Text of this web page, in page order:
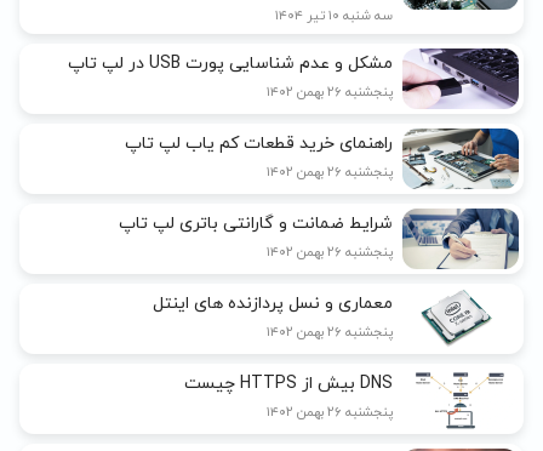
سه شنبه ۱۰ تیر ۱۴۰۴
مشکل و عدم شناسایی پورت USB در لپ تاپ
پنجشنبه ۲۶ بهمن ۱۴۰۲
راهنمای خرید قطعات کم یاب لپ تاپ
پنجشنبه ۲۶ بهمن ۱۴۰۲
شرایط ضمانت و گارانتی باتری لپ تاپ
پنجشنبه ۲۶ بهمن ۱۴۰۲
معماری و نسل پردازنده های اینتل
پنجشنبه ۲۶ بهمن ۱۴۰۲
DNS بیش از HTTPS چیست
پنجشنبه ۲۶ بهمن ۱۴۰۲